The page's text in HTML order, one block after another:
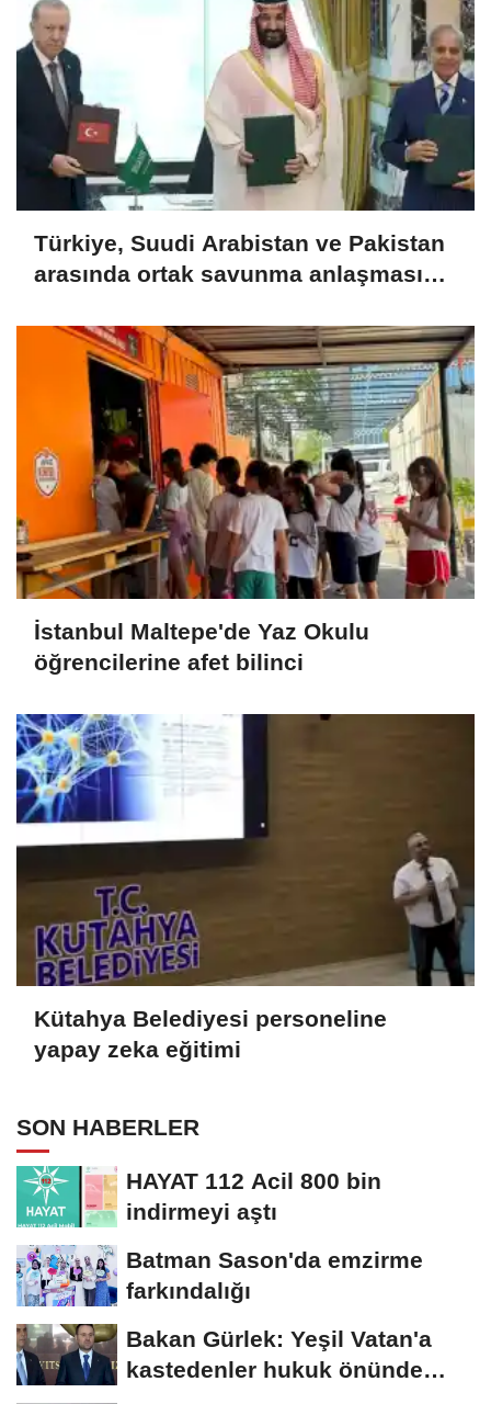
Türkiye, Suudi Arabistan ve Pakistan
arasında ortak savunma anlaşması
İstanbul Maltepe'de Yaz Okulu
öğrencilerine afet bilinci
Kütahya Belediyesi personeline
yapay zeka eğitimi
SON HABERLER
HAYAT 112 Acil 800 bin
indirmeyi aştı
Batman Sason'da emzirme
farkındalığı
Bakan Gürlek: Yeşil Vatan'a
kastedenler hukuk önünde